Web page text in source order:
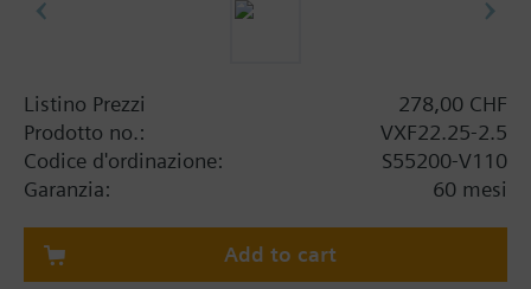
Listino Prezzi
278,00 CHF
Prodotto no.:
VXF22.25-2.5
Codice d'ordinazione:
S55200-V110
Garanzia:
60 mesi
Add to cart